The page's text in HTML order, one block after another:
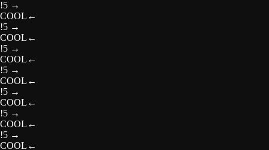
!5 →
COOL ←
!5 →
COOL ←
!5 →
COOL ←
!5 →
COOL ←
!5 →
COOL ←
!5 →
COOL ←
!5 →
COOL ←